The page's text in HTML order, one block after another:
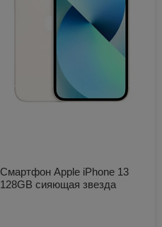
Смартфон Apple iPhone 13
128GB сияющая звезда